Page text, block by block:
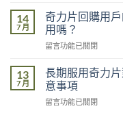
影
響
有
醫
學
角
不
足
的
五
原
因：
中
港
男
性
常
腎
虛
症
狀
14
7 月
奇力片回購用
用嗎？
在
力
片
回
購
留言功能已關閉
13
7 月
長期服用奇力
意事項
在
留言功能已關閉